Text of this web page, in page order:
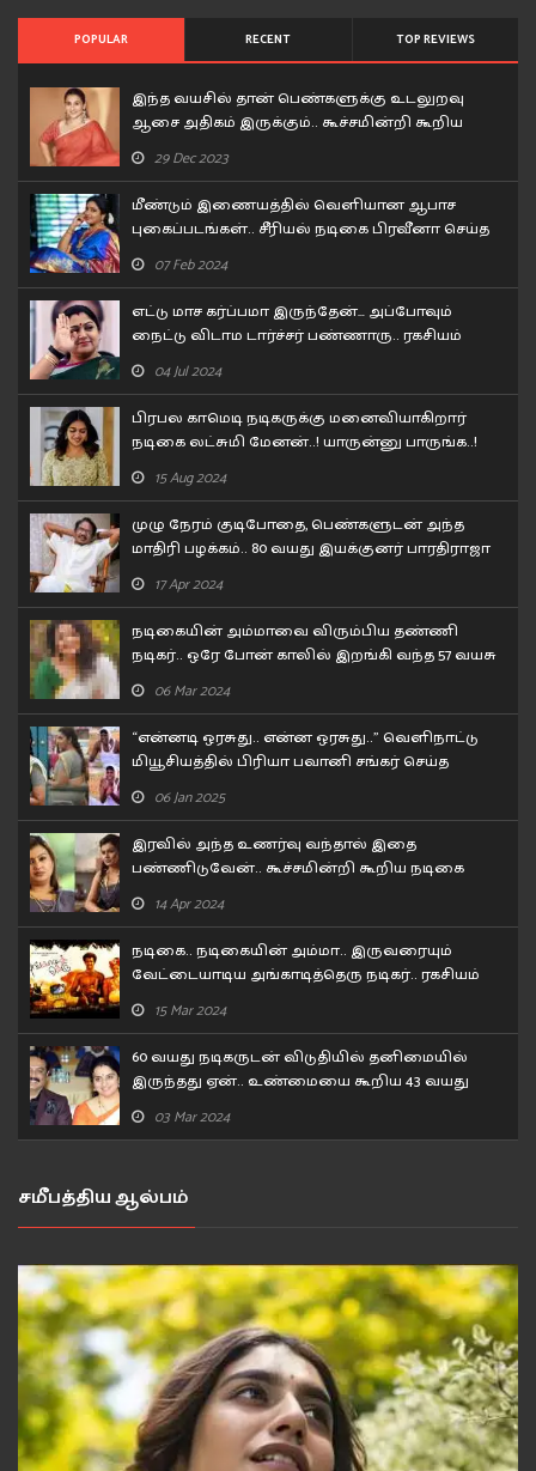
POPULAR RECENT TOP REVIEWS
இந்த வயசில் தான் பெண்களுக்கு உடலுறவு
ஆசை அதிகம் இருக்கும்.. கூச்சமின்றி கூறிய
வித்யா பாலன்..!
29 Dec 2023
மீண்டும் இணையத்தில் வெளியான ஆபாச
புகைப்படங்கள்.. சீரியல் நடிகை பிரவீனா செய்த
சம்பவம்..!
07 Feb 2024
எட்டு மாச கர்ப்பமா இருந்தேன்… அப்போவும்
நைட்டு விடாம டார்ச்சர் பண்ணாரு.. ரகசியம்
உடைத்த குஷ்பூ..!
04 Jul 2024
பிரபல காமெடி நடிகருக்கு மனைவியாகிறார்
நடிகை லட்சுமி மேனன்..! யாருன்னு பாருங்க..!
15 Aug 2024
முழு நேரம் குடிபோதை, பெண்களுடன் அந்த
மாதிரி பழக்கம்.. 80 வயது இயக்குனர் பாரதிராஜா
செய்த காரியம்!!
17 Apr 2024
நடிகையின் அம்மாவை விரும்பிய தண்ணி
நடிகர்.. ஒரே போன் காலில் இறங்கி வந்த 57 வயசு
தேர் நடிகை..
06 Mar 2024
“என்னடி ஒரசுது.. என்ன ஒரசுது..” வெளிநாட்டு
மியூசியத்தில் பிரியா பவானி சங்கர் செய்த
கன்றாவி..!
06 Jan 2025
இரவில் அந்த உணர்வு வந்தால் இதை
பண்ணிடுவேன்.. கூச்சமின்றி கூறிய நடிகை
சோனா..!
14 Apr 2024
நடிகை.. நடிகையின் அம்மா.. இருவரையும்
வேட்டையாடிய அங்காடித்தெரு நடிகர்.. ரகசியம்
உடைத்த பிரபல நடிகர்!
15 Mar 2024
60 வயது நடிகருடன் விடுதியில் தனிமையில்
இருந்தது ஏன்.. உண்மையை கூறிய 43 வயது
நடிகை..
03 Mar 2024
சமீபத்திய ஆல்பம்